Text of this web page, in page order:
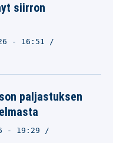
siirron
- 16:51
paljastuksen
- 19:29